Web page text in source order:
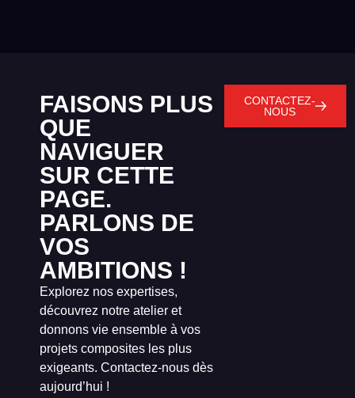
FAISONS PLUS
QUE
NAVIGUER
SUR CETTE
PAGE.
PARLONS DE
VOS
AMBITIONS !
Explorez nos expertises,
découvrez notre atelier et
donnons vie ensemble à vos
projets composites les plus
exigeants. Contactez-nous dès
aujourd’hui !
CONTACTEZ-
NOUS